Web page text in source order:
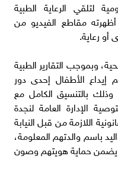
لتلقي الرعاية الطبية
مقاطع الفيديو من
أو رعاية.
وبموجب التقارير الطبية
إيداع الأطفال إحدى دور
وذلك بالتنسيق الكامل مع
الإدارة العامة لنجدة
اللازمة من قبل النيابة
باسم والدتهم المعلومة،
يضمن حماية هويتهم وصون